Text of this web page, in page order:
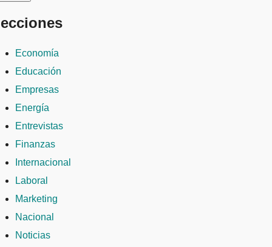
Economía
Educación
Empresas
Energía
Entrevistas
Finanzas
Internacional
Laboral
Marketing
Nacional
Noticias